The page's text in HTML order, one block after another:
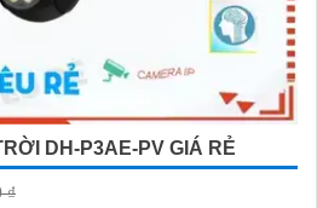
DH-P3AE-PV GIÁ RẺ
₫